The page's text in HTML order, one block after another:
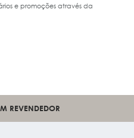
e promoções através da
REVENDEDOR